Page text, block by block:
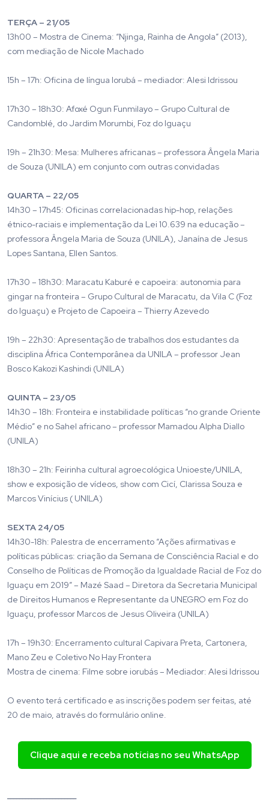
TERÇA – 21/05
13h00 – Mostra de Cinema: “Njinga, Rainha de Angola” (2013),
com mediação de Nicole Machado
15h – 17h: Oficina de língua Iorubá – mediador: Alesi Idrissou
17h30 – 18h30: Afoxé Ogun Funmilayo – Grupo Cultural de
Candomblé, do Jardim Morumbi, Foz do Iguaçu
19h – 21h30: Mesa: Mulheres africanas – professora Ângela Maria
de Souza (UNILA) em conjunto com outras convidadas
QUARTA – 22/05
14h30 – 17h45: Oficinas correlacionadas hip-hop, relações
étnico-raciais e implementação da Lei 10.639 na educação –
professora Ângela Maria de Souza (UNILA), Janaína de Jesus
Lopes Santana, Ellen Santos.
17h30 – 18h30: Maracatu Kaburé e capoeira: autonomia para
gingar na fronteira – Grupo Cultural de Maracatu, da Vila C (Foz
do Iguaçu) e Projeto de Capoeira – Thierry Azevedo
19h – 22h30: Apresentação de trabalhos dos estudantes da
disciplina África Contemporânea da UNILA – professor Jean
Bosco Kakozi Kashindi (UNILA)
QUINTA – 23/05
14h30 – 18h: Fronteira e instabilidade políticas “no grande Oriente
Médio” e no Sahel africano – professor Mamadou Alpha Diallo
(UNILA)
18h30 – 21h: Feirinha cultural agroecológica Unioeste/UNILA,
show e exposição de vídeos, show com Cicí, Clarissa Souza e
Marcos Vinícius ( UNILA)
SEXTA 24/05
14h30-18h: Palestra de encerramento “Ações afirmativas e
políticas públicas: criação da Semana de Consciência Racial e do
Conselho de Políticas de Promoção da Igualdade Racial de Foz do
Iguaçu em 2019” – Mazé Saad – Diretora da Secretaria Municipal
de Direitos Humanos e Representante da UNEGRO em Foz do
Iguaçu, professor Marcos de Jesus Oliveira (UNILA)
17h – 19h30: Encerramento cultural Capivara Preta, Cartonera,
Mano Zeu e Coletivo No Hay Frontera
Mostra de cinema: Filme sobre iorubás – Mediador: Alesi Idrissou
O evento terá certificado e as inscrições podem ser feitas, até
20 de maio, através do formulário online.
Clique aqui e receba notícias no seu WhatsApp